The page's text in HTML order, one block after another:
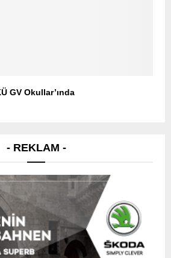
GV Okullar’ında
- REKLAM -